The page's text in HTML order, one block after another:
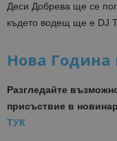
Деси Добрева ще се
където водещ ще е DJ
Нова Година
Разгледайте
присъствие в
ТУК